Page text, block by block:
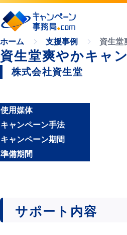
ホーム 支援事例 資生堂
資生堂爽やかキャ
株式会社資生堂
使用媒体
キャンペーン手法
キャンペーン期間
準備期間
サポート内容